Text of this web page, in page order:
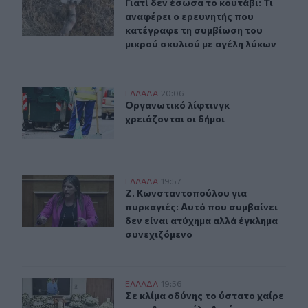
Γιατί δεν έσωσα το κουτάβι: Τι
Γιατί δεν έσωσα το κουτάβι: Τι
αναφέρει ο ερευνητής που
κατέγραφε τη συμβίωση του
μικρού σκυλιού με αγέλη λύκων
Οργανωτικό λίφτινγκ χρειάζονται οι δήμοι
ΕΛΛAΔΑ 20:06
Οργανωτικό λίφτινγκ χρειάζονται
Οργανωτικό λίφτινγκ
χρειάζονται οι δήμοι
Ζ. Κωνσταντοπούλου για πυρκαγιές: Αυτό που
ΕΛΛAΔΑ 19:57
Ζ. Κωνσταντοπούλου για
Ζ. Κωνσταντοπούλου για
πυρκαγιές: Αυτό που συμβαίνει
δεν είναι ατύχημα αλλά έγκλημα
συνεχιζόμενο
Σε κλίμα οδύνης το ύστατο χαίρε στον Αριστοτέλη
ΕΛΛAΔΑ 19:56
Σε κλίμα οδύνης το ύστατο χαίρε
Σε κλίμα οδύνης το ύστατο χαίρε